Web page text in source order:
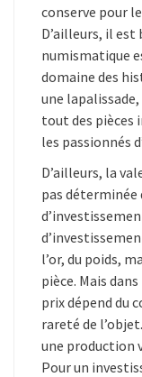
conserve pour
D’ailleurs, il est
numismatique
domaine des
une
tout des pièces
les passionnés
D’ailleurs, la
pas déterminée
l’or, du poids,
pièce. Mais
prix dépend du
rareté de
une production
Pour un